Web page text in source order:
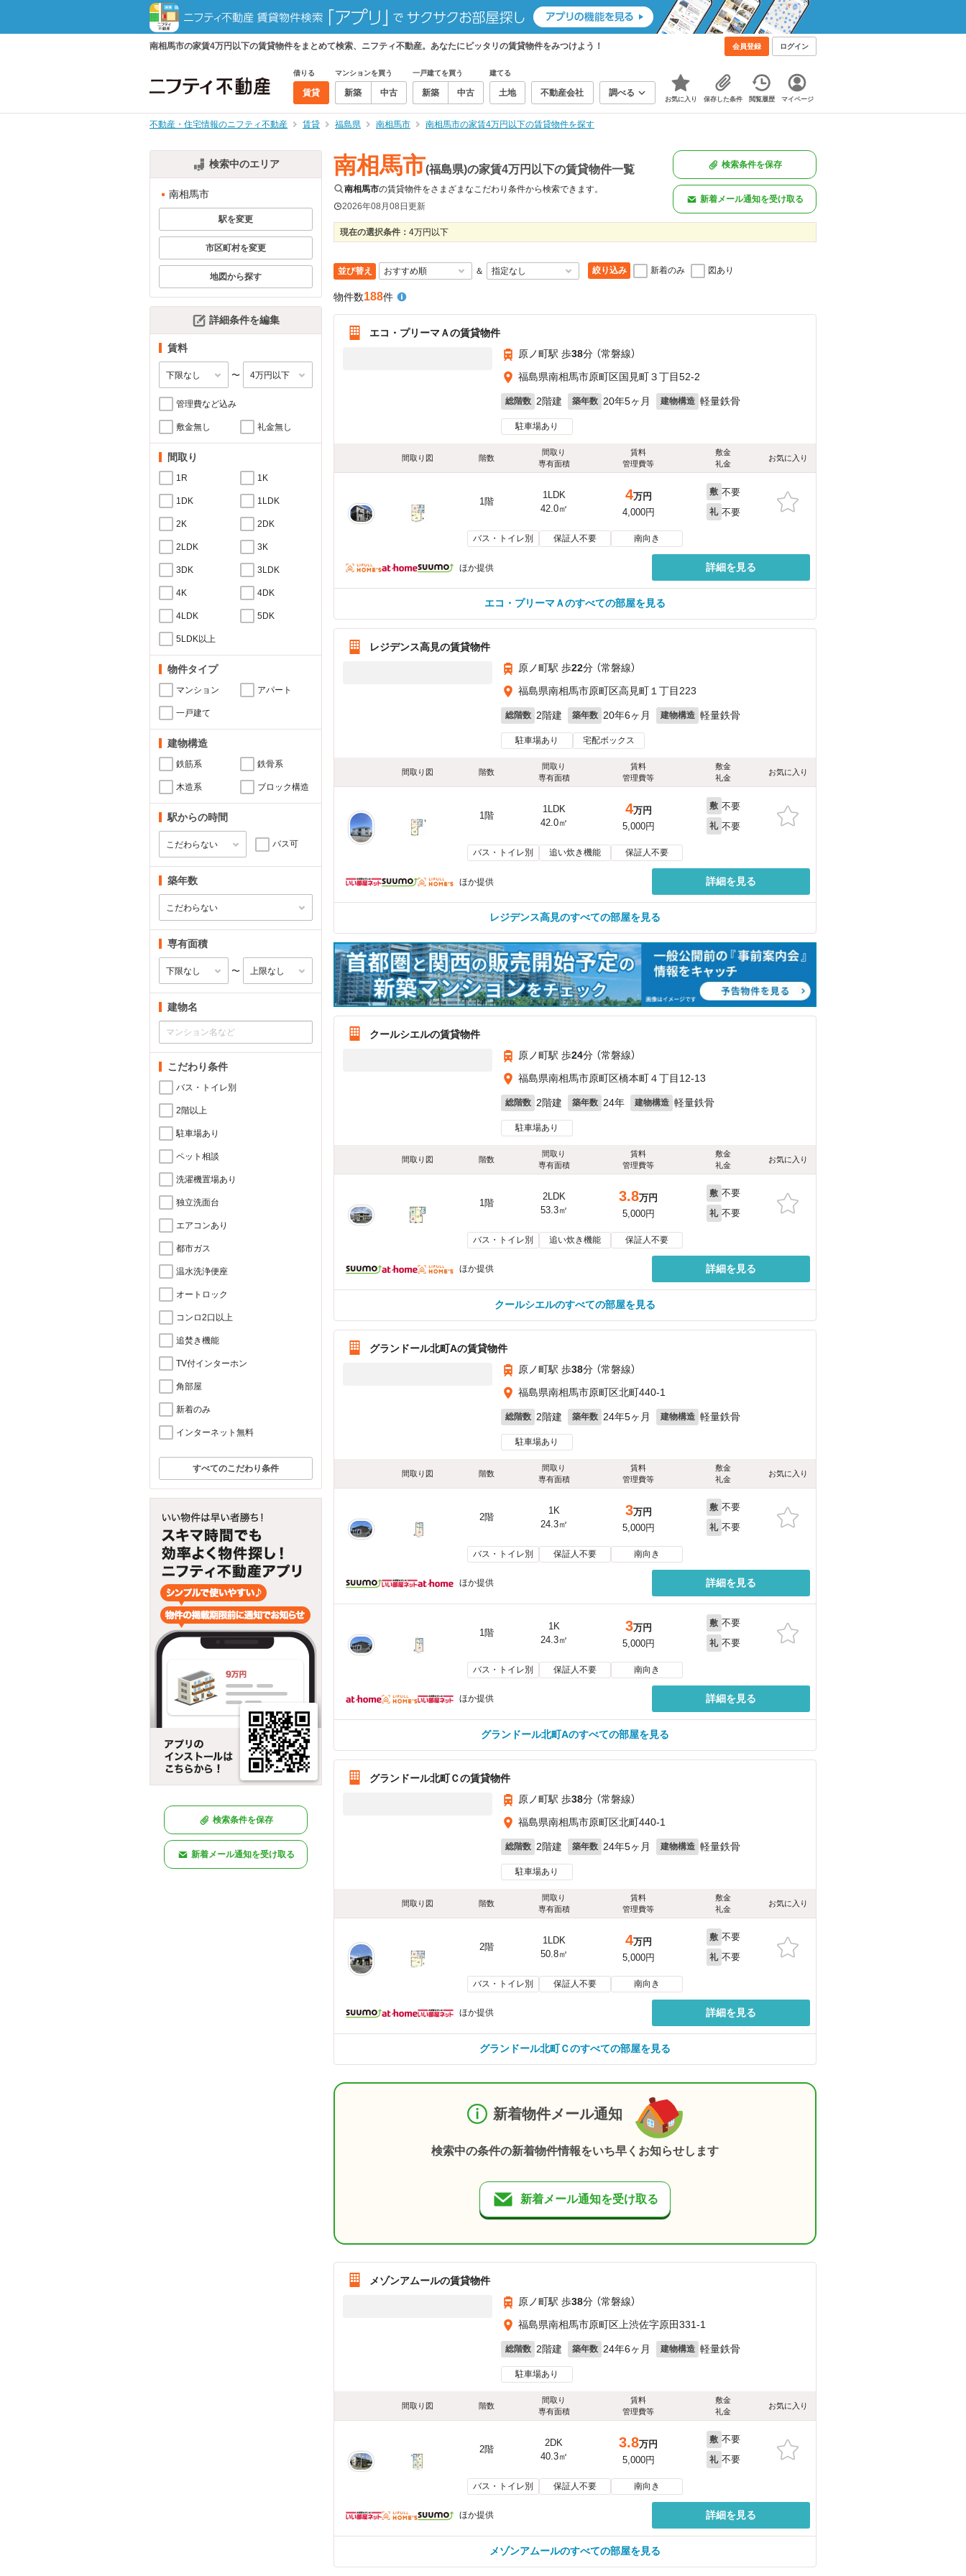
南相馬市の家賃4万円以下の賃貸物件をまとめて検索、ニフティ不動産。あなたにピッタリの賃貸物件をみつけよう！ 会員登録 ログイン
借りる
賃貸
マンションを買う
新築 中古
一戸建てを買う
新築 中古
建てる
土地 不動産会社 調べる
お気に入り 保存した条件 閲覧履歴 マイページ
不動産・住宅情報のニフティ不動産 賃貸 福島県 南相馬市 南相馬市の家賃4万円以下の賃貸物件を探す
検索中のエリア
南相馬市
駅を変更
市区町村を変更
地図から探す
詳細条件を編集
賃料
〜
管理費など込み
敷金無し 礼金無し
間取り
1R 1K
1DK 1LDK
2K 2DK
2LDK 3K
3DK 3LDK
4K 4DK
4LDK 5DK
5LDK以上
物件タイプ
マンション アパート
一戸建て
建物構造
鉄筋系 鉄骨系
木造系 ブロック構造
駅からの時間
バス可
築年数
専有面積
〜
建物名
こだわり条件
バス・トイレ別
2階以上
駐車場あり
ペット相談
洗濯機置場あり
独立洗面台
エアコンあり
都市ガス
温水洗浄便座
オートロック
コンロ2口以上
追焚き機能
TV付インターホン
角部屋
新着のみ
インターネット無料
すべてのこだわり条件
検索条件を保存
新着メール通知を受け取る
南相馬市(福島県)の家賃4万円以下の賃貸物件一覧
南相馬市の賃貸物件をさまざまなこだわり条件から検索できます。
2026年08月08日更新
検索条件を保存
新着メール通知を受け取る
現在の選択条件： 4万円以下
並び替え ＆ 絞り込み 新着のみ 図あり
物件数188件
エコ・プリーマＡの賃貸物件
原ノ町駅 歩38分 （常磐線）
福島県南相馬市原町区国見町３丁目52-2
総階数 2階建 築年数 20年5ヶ月 建物構造 軽量鉄骨
駐車場あり
間取り図 階数
間取り
専有面積
賃料
管理費等
敷金
礼金
お気に入り
1階
1LDK
42.0㎡
4万円
4,000円
敷 不要
礼 不要
バス・トイレ別 保証人不要 南向き
ほか提供 詳細を見る
エコ・プリーマＡのすべての部屋を見る
レジデンス高見の賃貸物件
原ノ町駅 歩22分 （常磐線）
福島県南相馬市原町区高見町１丁目223
総階数 2階建 築年数 20年6ヶ月 建物構造 軽量鉄骨
駐車場あり 宅配ボックス
間取り図 階数
間取り
専有面積
賃料
管理費等
敷金
礼金
お気に入り
1階
1LDK
42.0㎡
4万円
5,000円
敷 不要
礼 不要
バス・トイレ別 追い炊き機能 保証人不要
ほか提供 詳細を見る
レジデンス高見のすべての部屋を見る
クールシエルの賃貸物件
原ノ町駅 歩24分 （常磐線）
福島県南相馬市原町区橋本町４丁目12-13
総階数 2階建 築年数 24年 建物構造 軽量鉄骨
駐車場あり
間取り図 階数
間取り
専有面積
賃料
管理費等
敷金
礼金
お気に入り
1階
2LDK
53.3㎡
3.8万円
5,000円
敷 不要
礼 不要
バス・トイレ別 追い炊き機能 保証人不要
ほか提供 詳細を見る
クールシエルのすべての部屋を見る
グランドール北町Aの賃貸物件
原ノ町駅 歩38分 （常磐線）
福島県南相馬市原町区北町440-1
総階数 2階建 築年数 24年5ヶ月 建物構造 軽量鉄骨
駐車場あり
間取り図 階数
間取り
専有面積
賃料
管理費等
敷金
礼金
お気に入り
2階
1K
24.3㎡
3万円
5,000円
敷 不要
礼 不要
バス・トイレ別 保証人不要 南向き
ほか提供 詳細を見る
1階
1K
24.3㎡
3万円
5,000円
敷 不要
礼 不要
バス・トイレ別 保証人不要 南向き
ほか提供 詳細を見る
グランドール北町Aのすべての部屋を見る
グランドール北町Ｃの賃貸物件
原ノ町駅 歩38分 （常磐線）
福島県南相馬市原町区北町440-1
総階数 2階建 築年数 24年5ヶ月 建物構造 軽量鉄骨
駐車場あり
間取り図 階数
間取り
専有面積
賃料
管理費等
敷金
礼金
お気に入り
2階
1LDK
50.8㎡
4万円
5,000円
敷 不要
礼 不要
バス・トイレ別 保証人不要 南向き
ほか提供 詳細を見る
グランドール北町Ｃのすべての部屋を見る
新着物件メール通知
検索中の条件の新着物件情報をいち早くお知らせします
新着メール通知を受け取る
メゾンアムールの賃貸物件
原ノ町駅 歩38分 （常磐線）
福島県南相馬市原町区上渋佐字原田331-1
総階数 2階建 築年数 24年6ヶ月 建物構造 軽量鉄骨
駐車場あり
間取り図 階数
間取り
専有面積
賃料
管理費等
敷金
礼金
お気に入り
2階
2DK
40.3㎡
3.8万円
5,000円
敷 不要
礼 不要
バス・トイレ別 保証人不要 南向き
ほか提供 詳細を見る
メゾンアムールのすべての部屋を見る